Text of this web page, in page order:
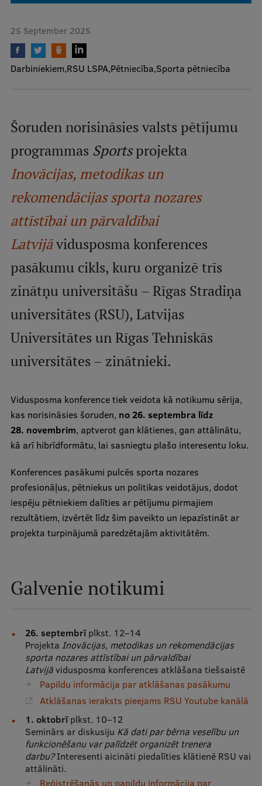
Mobile
galvenā
izvēlne
Study Here
Postgraduate Study Programmes
Doctoral Studies
Graduate Medical Training
Admissions
Your Start in Riga
About Us
Study bases
Our people
Strategy
Structure
History
Visual Identity
Museums and exhibitions
Rankings
Virtual tour
Study and environmental accessibility
Sustainable Development Goals
Performance Data 2025
Souvenirs and books
25 September 2025
Darbiniekiem RSU LSPA Pētniecība Sporta pētniecība
Šoruden norisināsies valsts pētījumu
programmas Sportsprojekta
Inovācijas, metodikas un
rekomendācijas sporta nozares
attīstībai un pārvaldībai
Latvijāvidusposma konferences
pasākumu cikls, kuru organizē trīs
zinātņu universitāšu – Rīgas Stradiņa
universitātes (RSU), Latvijas
Universitātes un Rīgas Tehniskās
universitātes – zinātnieki.
Vidusposma konference tiek veidota kā notikumu sērija,
kas norisināsies šoruden, no 26. septembra līdz
28. novembrim, aptverot gan klātienes, gan attālinātu,
kā arī hibrīdformātu, lai sasniegtu plašo interesentu loku.
Konferences pasākumi pulcēs sporta nozares
profesionāļus, pētniekus un politikas veidotājus, dodot
iespēju pētniekiem dalīties ar pētījumu pirmajiem
rezultātiem, izvērtēt līdz šim paveikto un iepazīstināt ar
projekta turpinājumā paredzētajām aktivitātēm.
Galvenie notikumi
26. septembrīplkst. 12–14
Projekta Inovācijas, metodikas un rekomendācijas
sporta nozares attīstībai un pārvaldībai
Latvijāvidusposma konferences atklāšana tiešsaistē
Papildu informācija par atklāšanas pasākumu
Atklāšanas ieraksts pieejams RSU Youtube kanālā
1. oktobrīplkst. 10–12
Seminārs ar diskusiju Kā dati par bērna veselību un
funkcionēšanu var palīdzēt organizēt trenera
darbu?Interesenti aicināti piedalīties klātienē RSU vai
attālināti.
Reģistrēšanās un papildu informācija par